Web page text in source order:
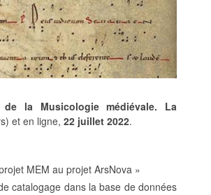
la Musicologie médiévale. La
et en ligne, 22 juillet 2022.
MEM au projet ArsNova »
catalogage dans la base de données